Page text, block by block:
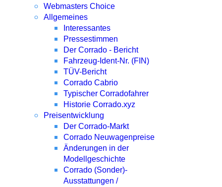
Webmasters Choice
Allgemeines
Interessantes
Pressestimmen
Der Corrado - Bericht
Fahrzeug-Ident-Nr. (FIN)
TÜV-Bericht
Corrado Cabrio
Typischer Corradofahrer
Historie Corrado.xyz
Preisentwicklung
Der Corrado-Markt
Corrado Neuwagenpreise
Änderungen in der
Modellgeschichte
Corrado (Sonder)-
Ausstattungen /